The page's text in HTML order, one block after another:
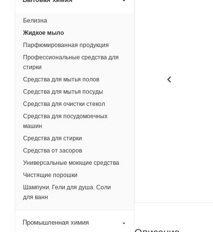
Белизна
Жидкое мыло
Парфюмированная продукция
Профессиональные средства для
стирки
Средства для мытья полов
Средства для мытья посуды
Средства для очистки стекол
Средства для посудомоечных
машин
Средства для стирки
Средства от засоров
Универсальные моющие средства
Чистящие порошки
Шампуни. Гели для душа. Соли
для ванн
Промышленная химия